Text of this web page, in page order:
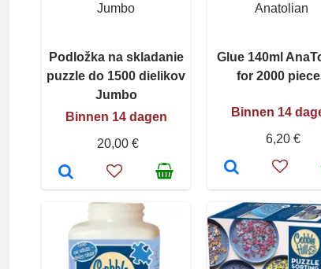
Jumbo
Podložka na skladanie
puzzle do 1500 dielikov
Jumbo
Binnen 14 dagen
20,00 €
Anatolian
Glue 140ml
for 2000
Binnen 14
6,20 €